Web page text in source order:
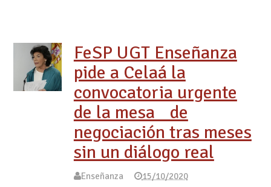
FeSP UGT Enseñanza
pide a Celaá la
convocatoria urgente
de la mesa de
negociación tras meses
sin un diálogo real
Enseñanza 15/10/2020